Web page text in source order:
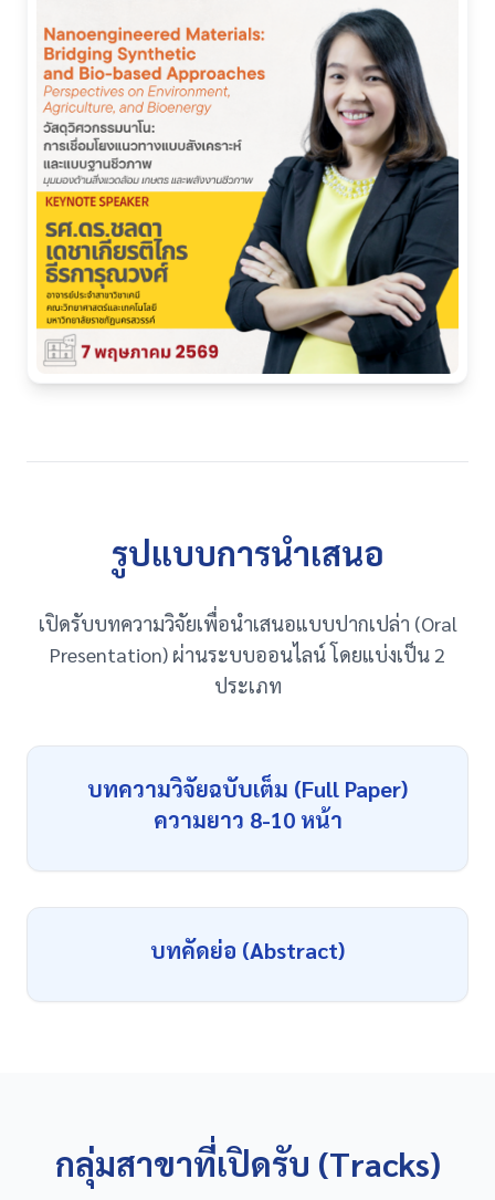
รูปแบบการนำเสนอ
เปิดรับบทความวิจัยเพื่อนำเสนอแบบปากเปล่า (Oral
Presentation) ผ่านระบบออนไลน์ โดยแบ่งเป็น 2
ประเภท
บทความวิจัยฉบับเต็ม (Full Paper)
ความยาว 8-10 หน้า
บทคัดย่อ (Abstract)
กลุ่มสาขาที่เปิดรับ (Tracks)